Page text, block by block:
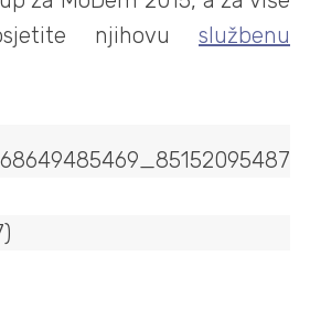
njihovu službenu